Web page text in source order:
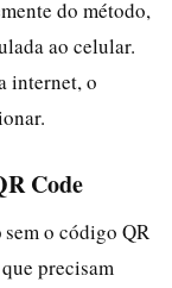
do método,
ao celular.
internet, o
Code
sem o código QR
precisam